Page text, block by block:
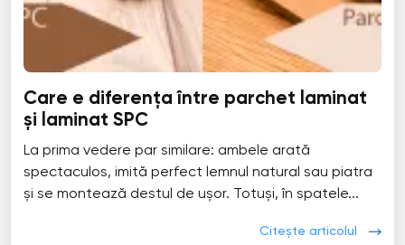
Care e diferența între parchet laminat
și laminat SPC
La prima vedere par similare: ambele arată
spectaculos, imită perfect lemnul natural sau piatra
și se montează destul de ușor. Totuși, în spatele...
Citește articolul